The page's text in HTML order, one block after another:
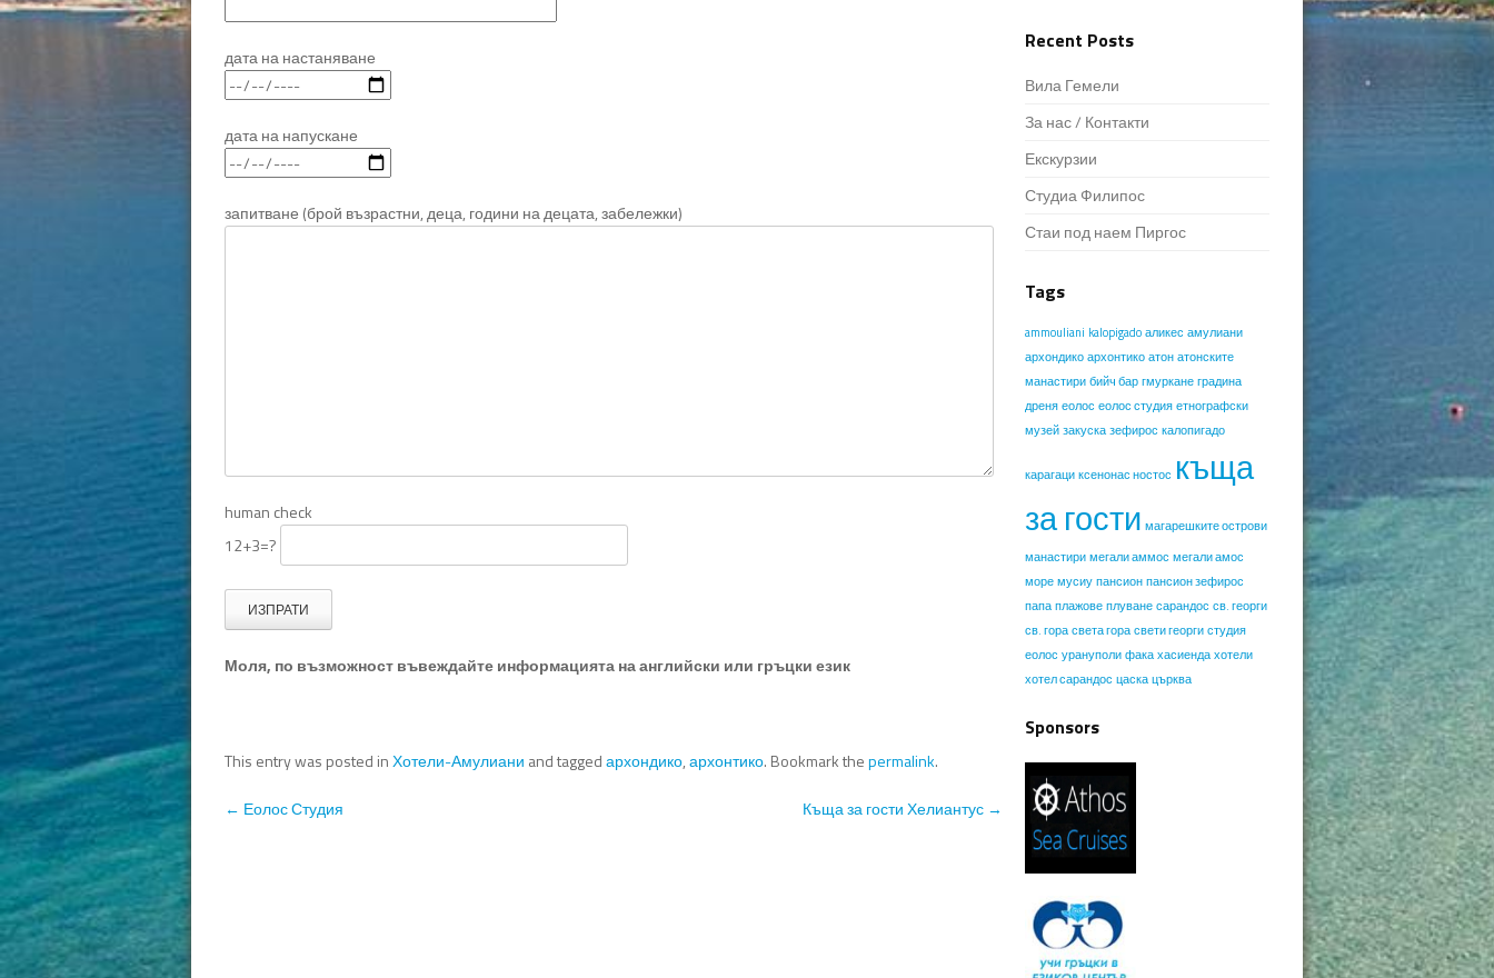
дата на настаняване
дата на напускане
запитване (брой възрастни, деца, години на децата, забележки)
human check
12+3=?
Моля, по възможност въвеждайте информацията на английски или гръцки език
This entry was posted inХотели-Амулиани and taggedархондико,архонтико. Bookmark thepermalink.
Post navigation
← Еолос Студия Къща за гости Хелиантус →
Recent Posts
Вила Гемели
За нас / Контакти
Екскурзии
Студиа Филипос
Стаи под наем Пиргос
Tags
ammouliani kalopigadoаликес амулиани
архондикоархонтикоатонатонските
манастирибийч баргмурканеградина
дреняеолос еолос студияетнографски
музейзакусказефирос калопигадо
карагациксенонас ностос къща
за гости магарешките острови
манастиримегали аммос мегали амос
моремусиупансионпансион зефирос
папаплажовеплуванесарандос св. георги
св. горасвета горасвети георгистудия
еолос урануполифакахасиендахотели
хотел сарандос цаскацърква
Sponsors